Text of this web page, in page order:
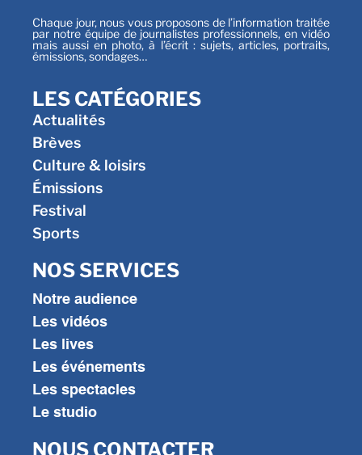
Chaque jour, nous vous proposons de l’information traitée
par notre équipe de journalistes professionnels, en vidéo
mais aussi en photo, à l’écrit : sujets, articles, portraits,
émissions, sondages…
LES CATÉGORIES
Actualités
Brèves
Culture & loisirs
Émissions
Festival
Sports
NOS SERVICES
Notre audience
Les vidéos
Les lives
Les événements
Les spectacles
Le studio
NOUS CONTACTER